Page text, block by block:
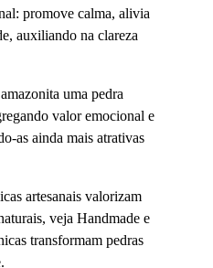
promove calma, alivia
auxiliando na clareza
uma pedra
valor emocional e
as ainda mais atrativas
artesanais valorizam
veja Handmade e
transformam pedras